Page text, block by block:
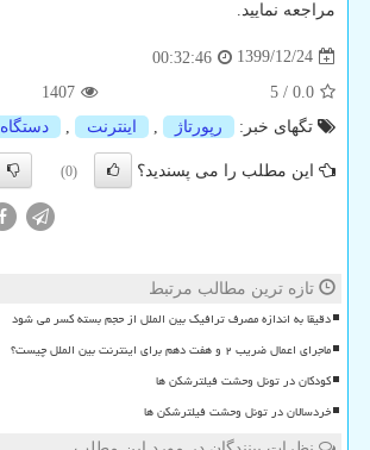
مراجعه نمایید.
1399/12/24
00:32:46
0.0
/
5
1407
تگهای خبر:
رپورتاژ , اینترنت , دستگاه
این مطلب را می پسندید؟ (0)
تازه ترین مطالب مرتبط
دقیقا به اندازه مصرف ترافیک بین الملل از حجم بسته کسر می شود
ماجرای اعمال ضریب ۲ و هفت دهم برای اینترنت بین الملل چیست؟
کودکان در تونل وحشت فیلترشکن ها
خردسالان در تونل وحشت فیلترشکن ها